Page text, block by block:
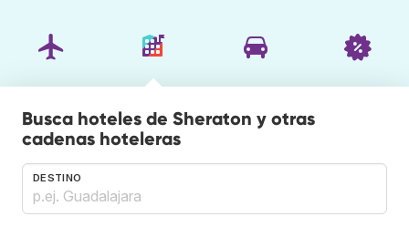
Busca hoteles de Sheraton y otras
cadenas hoteleras
DESTINO